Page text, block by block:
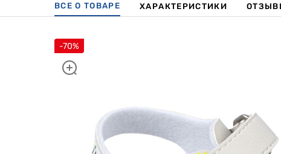
ВСЕ О ТОВАРЕ ХАРАКТЕРИСТИКИ
-70%